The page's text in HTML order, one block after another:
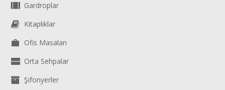
Gardroplar
Kitaplıklar
Ofis Masaları
Orta Sehpalar
Şifonyerler